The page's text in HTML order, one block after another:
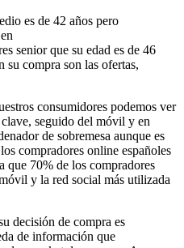
es de 42 años pero
senior que su edad es de 46
su compra son las ofertas,
consumidores podemos ver
seguido del móvil y en
de sobremesa aunque es
compradores online españoles
que 70% de los compradores
y la red social más utilizada
decisión de compra es
de información que